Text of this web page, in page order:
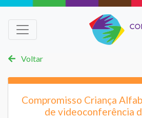
Voltar
Compromisso Criança
de videoconferência